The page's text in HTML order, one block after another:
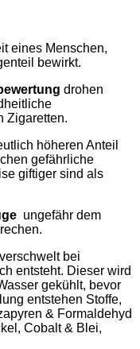
eines Menschen,
bewirkt.
drohen
Zigaretten.
höheren Anteil
gefährliche
giftiger sind als
ungefähr dem
bei
entsteht. Dieser wird
gekühlt, bevor
entstehen Stoffe,
& Formaldehyd
Cobalt & Blei,